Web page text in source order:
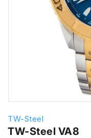
TW-Steel
TW-Steel VA8